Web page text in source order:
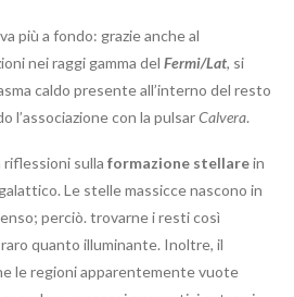
più a fondo: grazie anche al
nei raggi gamma del Fermi/Lat, si
caldo presente all’interno del resto
l’associazione con la pulsarCalvera.
sulla formazione stellarein
Le stelle massicce nascono in
perciò. trovarne i resti così
quanto illuminante. Inoltre, il
le regioni apparentemente vuote